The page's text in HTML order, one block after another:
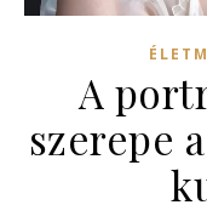
A
szerepe